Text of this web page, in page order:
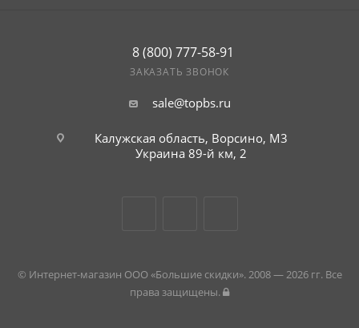
8 (800) 777-58-91
ЗАКАЗАТЬ ЗВОНОК
sale@topbs.ru
Калужская область, Ворсино, М3
Украина 89-й км, 2
© Интернет-магазин ООО «Большие скидки». 2008 — 2026 гг. Все
права защищены.